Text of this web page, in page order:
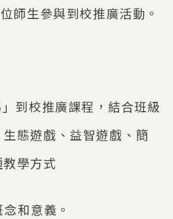
師生參與到校推廣活動。
」到校推廣課程，結合班級
態遊戲、益智遊戲、簡
學方式
和意義。